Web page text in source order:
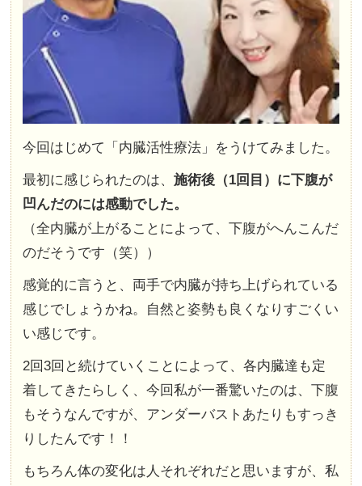
今回はじめて「内臓活性療法」をうけてみました。
最初に感じられたのは、施術後（1回目）に下腹が
凹んだのには感動でした。
（全内臓が上がることによって、下腹がへんこんだ
のだそうです（笑））
感覚的に言うと、両手で内臓が持ち上げられている
感じでしょうかね。自然と姿勢も良くなりすごくい
い感じです。
2回3回と続けていくことによって、各内臓達も定
着してきたらしく、今回私が一番驚いたのは、下腹
もそうなんですが、アンダーバストあたりもすっき
りしたんです！！
もちろん体の変化は人それぞれだと思いますが、私